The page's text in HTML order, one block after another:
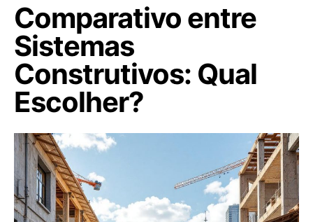
Comparativo entre
Sistemas
Construtivos: Qual
Escolher?